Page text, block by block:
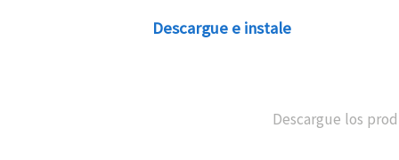
Descargue e instale
Descargue los